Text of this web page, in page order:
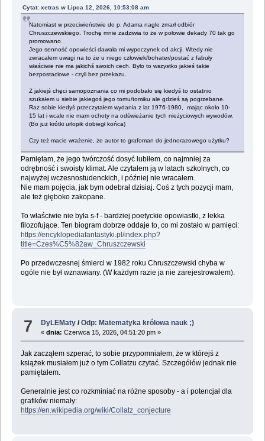
Cytat: xetras w Lipca 12, 2026, 10:53:08 am
Natomiast w przeciwieństwie do p. Adama nagle zmarł odbiór
Chruszczewskiego. Trochę mnie zadziwia to że w połowie dekady 70 tak go
promowano.
Jego senność opowieści dawała mi wypoczynek od akcji. Wtedy nie
zwracałem uwagi na to że u niego człowiek/bohater/postać z fabuły
właściwie nie ma jakichś swoich cech. Było to wszystko jakieś takie
bezpostaciowe - czyli bez przekazu.
Z jakiejś chęci samopoznania co mi podobało się kiedyś to ostatnio
szukałem u siebie jakiegoś jego tomu/tomiku ale gdzieś są pogrzebane.
Raz sobie kiedyś przeczytałem wydania z lat 1976-1980, mając około 10-
15 lat i wcale nie mam ochoty na odświeżanie tych nieżyciowych wywodów.
(Bo już krótki urlopik dobiegł końca)
Czy też macie wrażenie, że autor to grafoman do jednorazowego użytku?
Pamiętam, że jego twórczość dosyć lubiłem, co najmniej za
odrębność i swoisty klimat. Ale czytałem ją w latach szkolnych, co
najwyżej wczesnostudenckich, i później nie wracałem.
Nie mam pojęcia, jak bym odebrał dzisiaj. Coś z tych pozycji mam,
ale też głęboko zakopane.
To właściwie nie była s-f - bardziej poetyckie opowiastki, z lekka
filozofujące. Ten biogram dobrze oddaje to, co mi zostało w pamięci:
https://encyklopediafantastyki.pl/index.php?
title=Czes%C5%82aw_Chruszczewski
Po przedwczesnej śmierci w 1982 roku Chruszczewski chyba w
ogóle nie był wznawiany. (W każdym razie ja nie zarejestrowałem).
7 DyLEMaty /Odp: Matematyka królowa nauk ;)
«dnia: Czerwca 15, 2026, 04:51:20 pm »
Jak zacząłem szperać, to sobie przypomniałem, że w którejś z
książek musiałem już o tym Collatzu czytać. Szczegółów jednak nie
pamiętałem.
Generalnie jest co rozkminiać na różne sposoby - a i potencjał dla
grafików niemały:
https://en.wikipedia.org/wiki/Collatz_conjecture